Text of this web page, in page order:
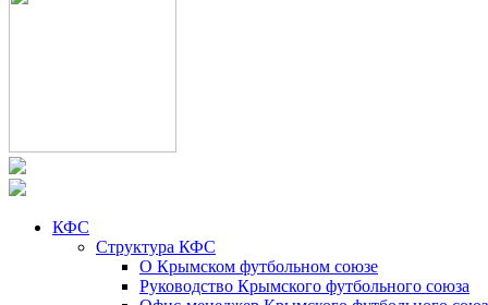
КФС
Структура КФС
О Крымском футбольном союзе
Руководство Крымского футбольного союза